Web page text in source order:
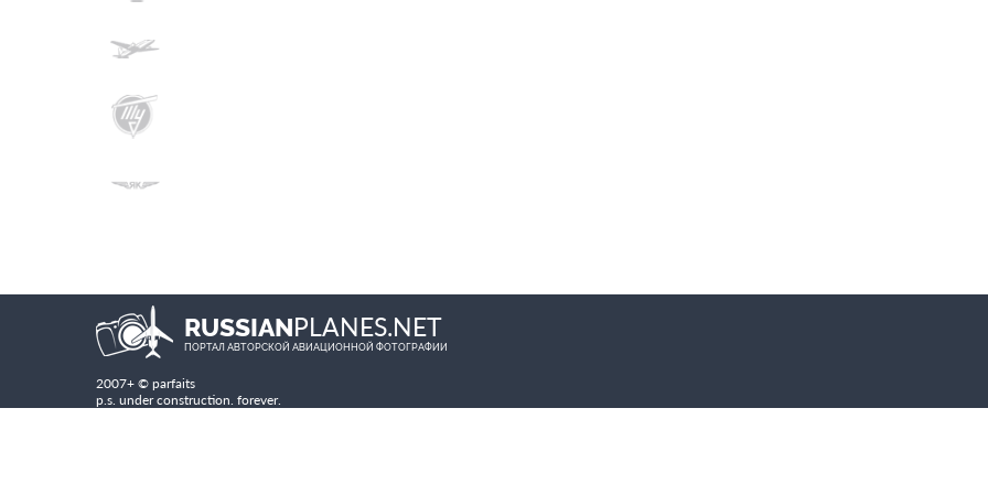
RUSSIANPLANES.NET
ПОРТАЛ АВТОРСКОЙ АВИАЦИОННОЙ ФОТОГРАФИИ
2007+ © parfaits
p.s. under construction. forever.